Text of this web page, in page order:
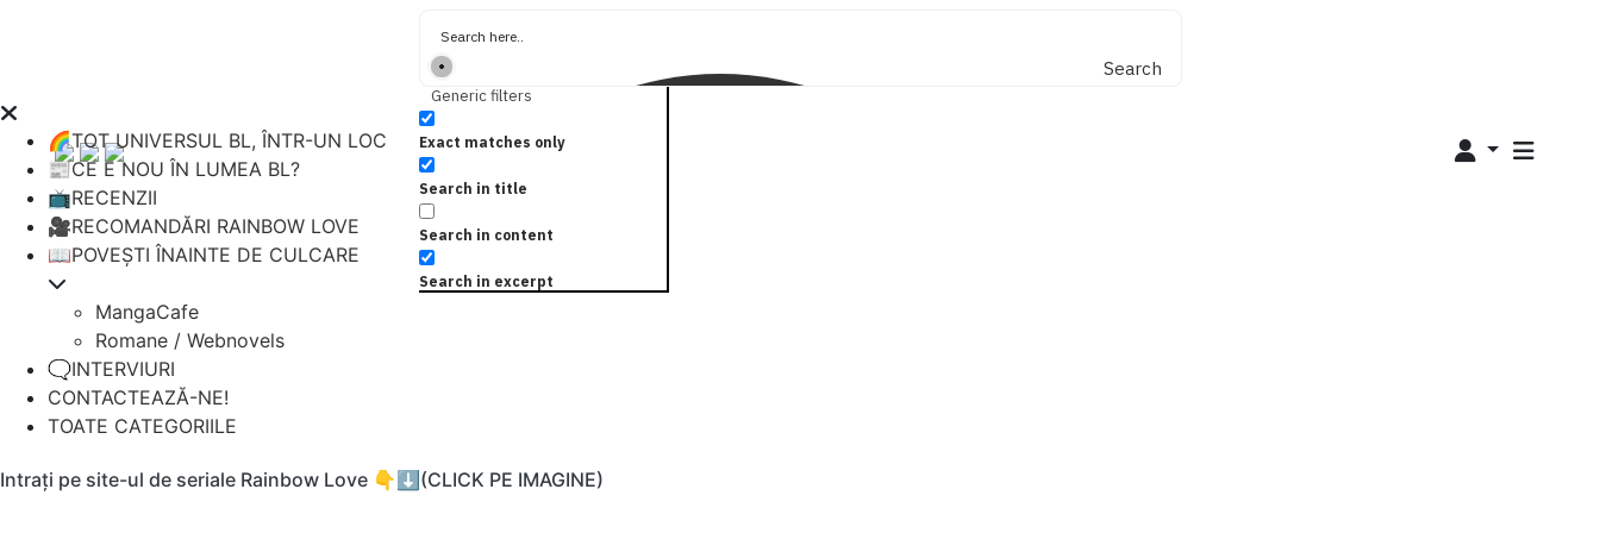
Search
Generic filters
Exact matches only
Search in title
Search in content
Search in excerpt
🌈TOT UNIVERSUL BL, ÎNTR-UN LOC
📰CE E NOU ÎN LUMEA BL?
📺RECENZII
🎥RECOMANDĂRI RAINBOW LOVE
📖POVEȘTI ÎNAINTE DE CULCARE
MangaCafe
Romane / Webnovels
🗨️INTERVIURI
CONTACTEAZĂ-NE!
TOATE CATEGORIILE
Intrați pe site-ul de seriale Rainbow Love 👇⬇️(CLICK PE IMAGINE)